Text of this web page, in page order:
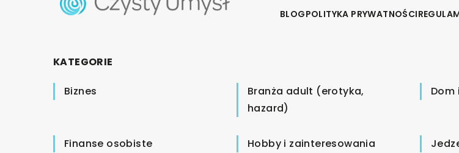
BLOGPOLITYKA PRYWATNOŚCI
KATEGORIE
Biznes
Branża adult (erotyka,
hazard)
Dom
Finanse osobiste Hobby i zainteresowania